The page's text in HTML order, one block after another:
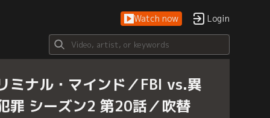
Watch now Login
ミナル・マインド／FBI vs.異
罪 シーズン2 第20話／吹替